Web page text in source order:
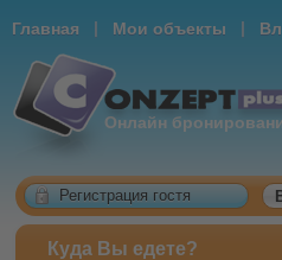
Главная | Мои объекты |
Онлайн
Регистрация гостя
Куда Вы едете?